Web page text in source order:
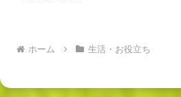
ホーム 生活・お役立ち